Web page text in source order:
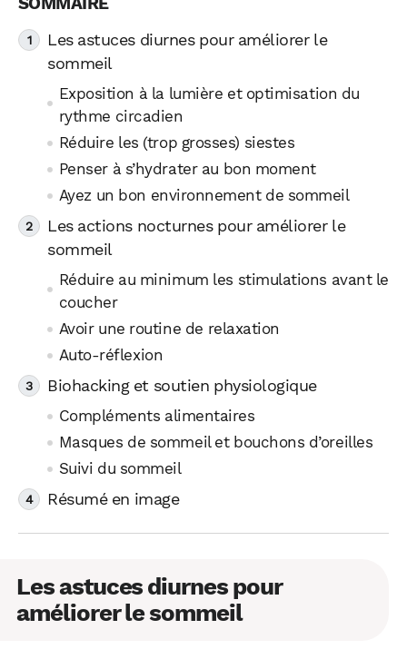
Les astuces diurnes pour améliorer le
sommeil
Exposition à la lumière et optimisation du
rythme circadien
Réduire les (trop grosses) siestes
Penser à s’hydrater au bon moment
Ayez un bon environnement de sommeil
Les actions nocturnes pour améliorer le
sommeil
Réduire au minimum les stimulations avant le
coucher
Avoir une routine de relaxation
Auto-réflexion
Biohacking et soutien physiologique
Compléments alimentaires
Masques de sommeil et bouchons d’oreilles
Suivi du sommeil
Résumé en image
Les astuces diurnes pour
améliorer le sommeil